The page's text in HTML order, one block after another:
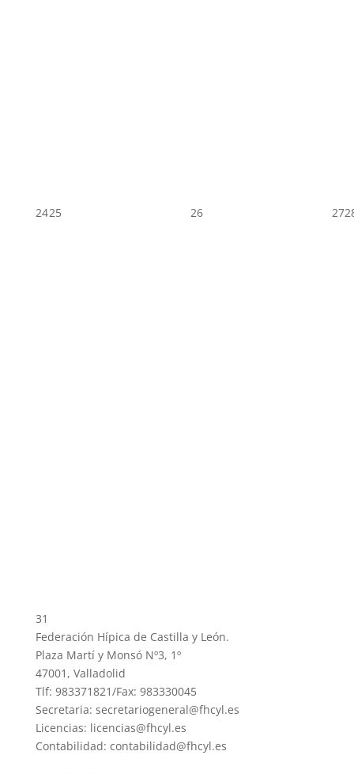
2425 26 27
31
Federación Hípica de Castilla y León.
Plaza Martí y Monsó Nº3, 1º
47001, Valladolid
Tlf: 983371821/Fax: 983330045
Secretaria: secretariogeneral@fhcyl.es
Licencias: licencias@fhcyl.es
Contabilidad: contabilidad@fhcyl.es